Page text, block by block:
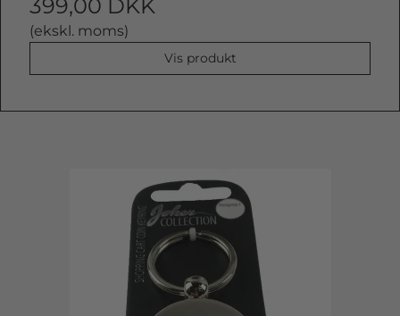
399,00 DKK
(ekskl. moms)
Vis produkt